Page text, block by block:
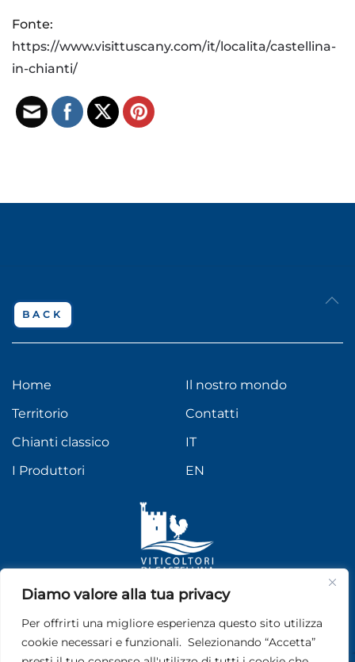
Diamo valore alla tua privacy
Per offrirti una migliore esperienza questo sito utilizza
cookie necessari e funzionali. Selezionando “Accetta”
Fonte:
https://www.visittuscany.com/it/localita/castellina-
in-chianti/
BACK
Home
Territorio
Chianti classico
I Produttori
Il nostro mondo
Contatti
IT
EN
Seguici sui nostri social